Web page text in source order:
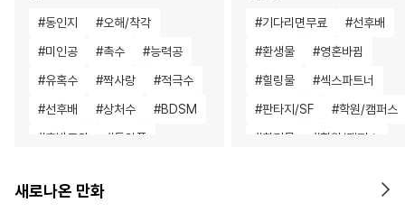
#동인지 #오해/착각
#미인공 #촉수 #능력공
#유혹수 #짝사랑 #적극수
#선후배 #상처수 #BDSM
#후방주의 #동양풍
#쓰레기수
#기다리면무료 #선후배
#환생물 #영혼바뀜
#힐링물 #섹스파트너
#판타지/SF #학원/캠퍼스
#회귀물 #학원/캠퍼스
직진
새로나온 만화